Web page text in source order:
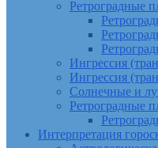
Ретроградные
Ингрессия
Ингрессия
Солнечные и
Ретроградные
Интерпретация